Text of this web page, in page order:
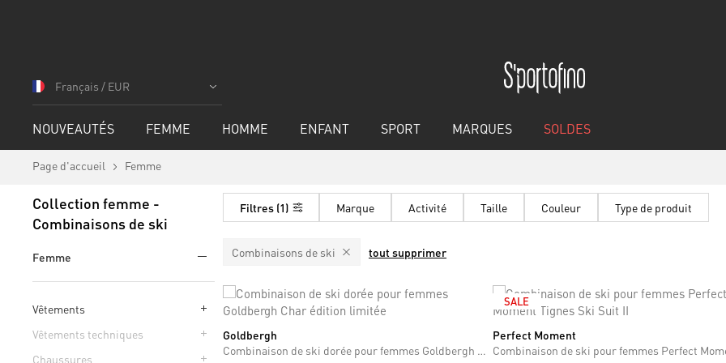
Français / EUR
NOUVEAUTÉS FEMME HOMME ENFANT SPORT MARQUES SOLDES
Page d'accueil Femme
Collection femme -
Combinaisons de ski
Femme
Vêtements
Vêtements techniques
Chaussures
Filtres 1 Marque Activité Taille Couleur Type de produit
Combinaisons de ski tout supprimer
M
Goldbergh
Combinaison de ski dorée pour femmes Goldbergh Char édition limitée
SALE
S M L
Perfect Moment